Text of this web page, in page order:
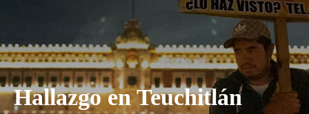
Hallazgo en Teuchitlán